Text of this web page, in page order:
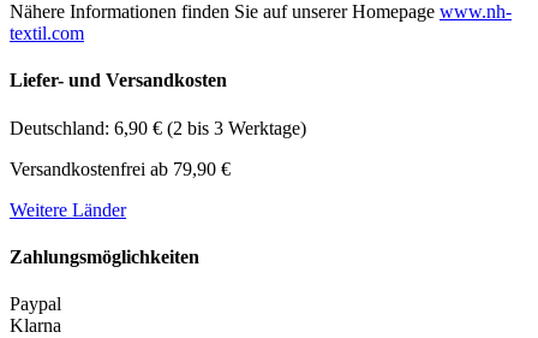
Nähere Informationen finden Sie auf unserer Homepage www.nh-
textil.com
Liefer- und Versandkosten
Deutschland: 6,90 € (2 bis 3 Werktage)
Versandkostenfrei ab 79,90 €
Weitere Länder
Zahlungsmöglichkeiten
Paypal
Klarna